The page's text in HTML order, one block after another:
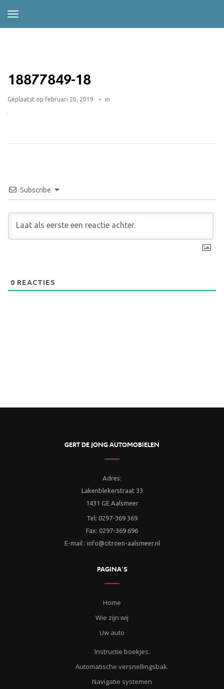
18877849-18
Geplaatst op februari 20, 2019 in
Subscribe
0 REACTIES
GERT DE JONG AUTOMOBIELEN
Adres:
Lakenblekerstraat 33
1431 GE Aalsmeer
Tel: 0297-369 369
Fax: 0297-369 696
E-mail : info@citroen-aalsmeer.nl
PAGINA’S
Home
Wie zijn wij
Uw auto
Instructie boekjes.
Automatische versnellingsbak.
Navigatie systemen